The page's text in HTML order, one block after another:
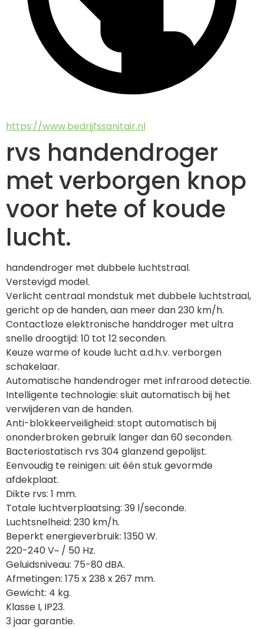
https://www.bedrijfssanitair.nl
rvs handendroger
met verborgen knop
voor hete of koude
lucht.
handendroger met dubbele luchtstraal.
Verstevigd model.
Verlicht centraal mondstuk met dubbele luchtstraal,
gericht op de handen, aan meer dan 230 km/h.
Contactloze elektronische handdroger met ultra
snelle droogtijd: 10 tot 12 seconden.
Keuze warme of koude lucht a.d.h.v. verborgen
schakelaar.
Automatische handendroger met infrarood detectie.
Intelligente technologie: sluit automatisch bij het
verwijderen van de handen.
Anti-blokkeerveiligheid: stopt automatisch bij
ononderbroken gebruik langer dan 60 seconden.
Bacteriostatisch rvs 304 glanzend gepolijst.
Eenvoudig te reinigen: uit één stuk gevormde
afdekplaat.
Dikte rvs: 1 mm.
Totale luchtverplaatsing: 39 l/seconde.
Luchtsnelheid: 230 km/h.
Beperkt energieverbruik: 1350 W.
220-240 V~ / 50 Hz.
Geluidsniveau: 75-80 dBA.
Afmetingen: 175 x 238 x 267 mm.
Gewicht: 4 kg.
Klasse I, IP23.
3 jaar garantie.